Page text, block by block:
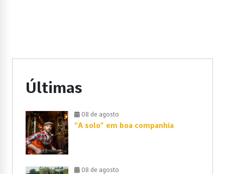
Últimas
08 de agosto
“A solo” em boa companhia
08 de agosto